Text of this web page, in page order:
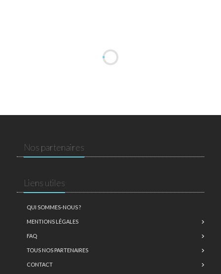
Nos partenaires
Liens utiles
QUI SOMMES-NOUS ?
MENTIONS LÉGALES
FAQ
TOUS NOS PARTENAIRES
CONTACT